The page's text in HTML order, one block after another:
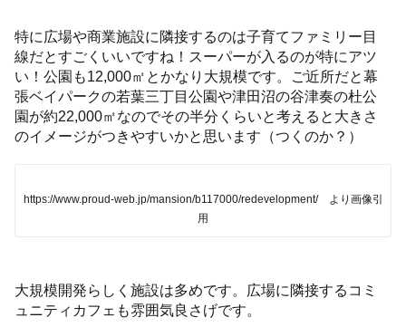
特に広場や商業施設に隣接するのは子育てファミリー目
線だとすごくいいですね！スーパーが入るのが特にアツ
い！公園も12,000㎡とかなり大規模です。ご近所だと幕
張ベイパークの若葉三丁目公園や津田沼の谷津奏の杜公
園が約22,000㎡なのでその半分くらいと考えると大きさ
のイメージがつきやすいかと思います（つくのか？）
https://www.proud-web.jp/mansion/b117000/redevelopment/ より画像引
用
大規模開発らしく施設は多めです。広場に隣接するコミ
ュニティカフェも雰囲気良さげです。